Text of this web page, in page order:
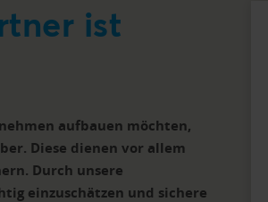
ist
aufbauen möchten,
Diese dienen vor allem
Durch unsere
einzuschätzen und sichere